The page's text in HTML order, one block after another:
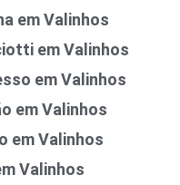
em Valinhos
em Valinhos
em Valinhos
em Valinhos
em Valinhos
Valinhos